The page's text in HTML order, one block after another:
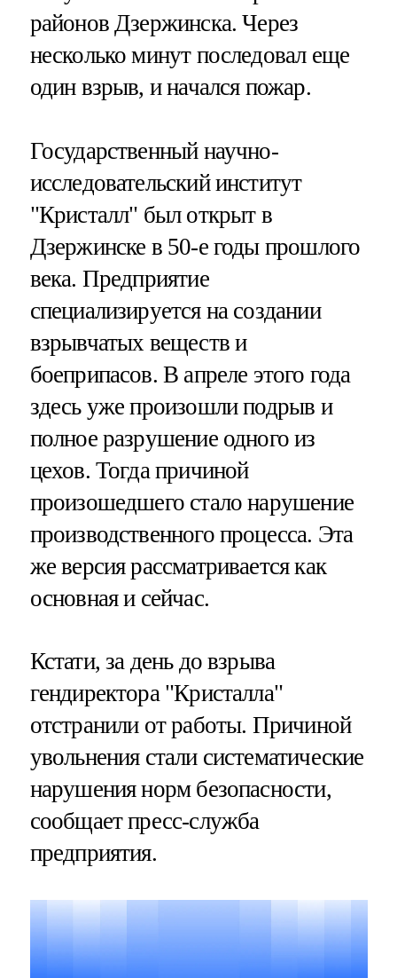
районов Дзержинска. Через
несколько минут последовал еще
один взрыв, и начался пожар.
Государственный научно-
исследовательский институт
"Кристалл" был открыт в
Дзержинске в 50-е годы прошлого
века. Предприятие
специализируется на создании
взрывчатых веществ и
боеприпасов. В апреле этого года
здесь уже произошли подрыв и
полное разрушение одного из
цехов. Тогда причиной
произошедшего стало нарушение
производственного процесса. Эта
же версия рассматривается как
основная и сейчас.
Кстати, за день до взрыва
гендиректора "Кристалла"
отстранили от работы. Причиной
увольнения стали систематические
нарушения норм безопасности,
сообщает пресс-служба
предприятия.